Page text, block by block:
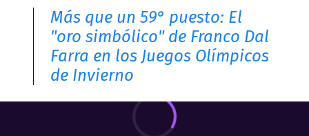
Más que un 59° puesto: El
"oro simbólico" de Franco Dal
Farra en los Juegos Olímpicos
de Invierno